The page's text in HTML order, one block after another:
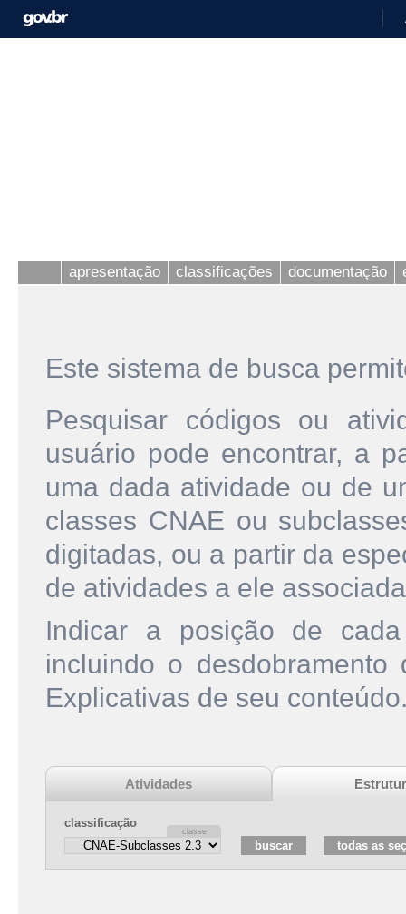
apresentação classificações documentação
Este sistema de busca
Pesquisar códigos ou
usuário pode encontrar, a
uma dada atividade ou de
classes CNAE ou
digitadas, ou a partir da
de atividades a ele
Indicar a posição de
incluindo o
Explicativas de seu
Atividades
classificação